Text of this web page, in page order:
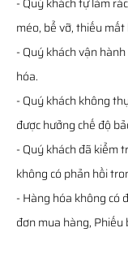
méo, bể vỡ, thiếu
- Quý khách vận
hóa.
- Quý khách không
được hưởng chế độ
- Quý khách đã kiểm
không có phản hồi
- Hàng hóa không có
đơn mua hàng, Phiếu